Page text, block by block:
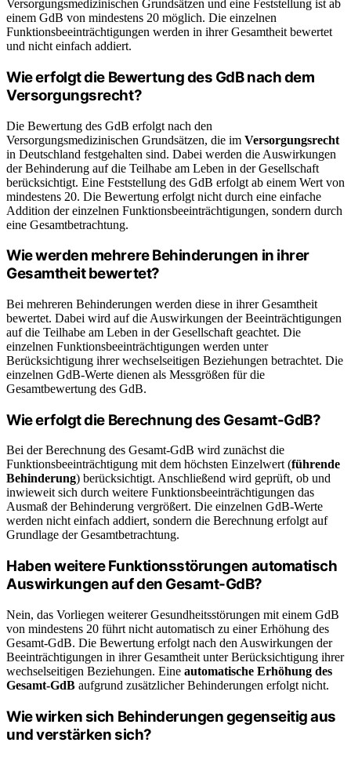
Versorgungsmedizinischen Grundsätzen und eine Feststellung ist ab
einem GdB von mindestens 20 möglich. Die einzelnen
Funktionsbeeinträchtigungen werden in ihrer Gesamtheit bewertet
und nicht einfach addiert.
Wie erfolgt die Bewertung des GdB nach dem
Versorgungsrecht?
Die Bewertung des GdB erfolgt nach den
Versorgungsmedizinischen Grundsätzen, die im Versorgungsrecht
in Deutschland festgehalten sind. Dabei werden die Auswirkungen
der Behinderung auf die Teilhabe am Leben in der Gesellschaft
berücksichtigt. Eine Feststellung des GdB erfolgt ab einem Wert von
mindestens 20. Die Bewertung erfolgt nicht durch eine einfache
Addition der einzelnen Funktionsbeeinträchtigungen, sondern durch
eine Gesamtbetrachtung.
Wie werden mehrere Behinderungen in ihrer
Gesamtheit bewertet?
Bei mehreren Behinderungen werden diese in ihrer Gesamtheit
bewertet. Dabei wird auf die Auswirkungen der Beeinträchtigungen
auf die Teilhabe am Leben in der Gesellschaft geachtet. Die
einzelnen Funktionsbeeinträchtigungen werden unter
Berücksichtigung ihrer wechselseitigen Beziehungen betrachtet. Die
einzelnen GdB-Werte dienen als Messgrößen für die
Gesamtbewertung des GdB.
Wie erfolgt die Berechnung des Gesamt-GdB?
Bei der Berechnung des Gesamt-GdB wird zunächst die
Funktionsbeeinträchtigung mit dem höchsten Einzelwert (führende
Behinderung) berücksichtigt. Anschließend wird geprüft, ob und
inwieweit sich durch weitere Funktionsbeeinträchtigungen das
Ausmaß der Behinderung vergrößert. Die einzelnen GdB-Werte
werden nicht einfach addiert, sondern die Berechnung erfolgt auf
Grundlage der Gesamtbetrachtung.
Haben weitere Funktionsstörungen automatisch
Auswirkungen auf den Gesamt-GdB?
Nein, das Vorliegen weiterer Gesundheitsstörungen mit einem GdB
von mindestens 20 führt nicht automatisch zu einer Erhöhung des
Gesamt-GdB. Die Bewertung erfolgt nach den Auswirkungen der
Beeinträchtigungen in ihrer Gesamtheit unter Berücksichtigung ihrer
wechselseitigen Beziehungen. Eine automatische Erhöhung des
Gesamt-GdB aufgrund zusätzlicher Behinderungen erfolgt nicht.
Wie wirken sich Behinderungen gegenseitig aus
und verstärken sich?